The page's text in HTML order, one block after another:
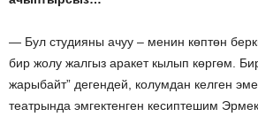
— Бул студияны ачуу – менин көптөн
бир жолу жалгыз аракет кылып көргөм.
жарыбайт” дегендей, колумдан келген
театрында эмгектенген кесиптешим